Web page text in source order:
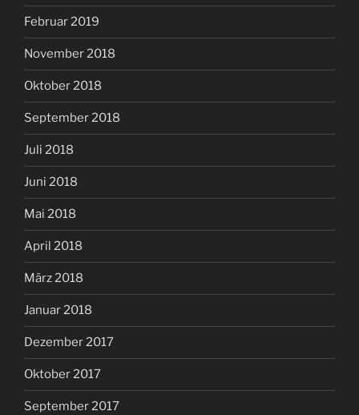
Februar 2019
November 2018
Oktober 2018
September 2018
Juli 2018
Juni 2018
Mai 2018
April 2018
März 2018
Januar 2018
Dezember 2017
Oktober 2017
September 2017